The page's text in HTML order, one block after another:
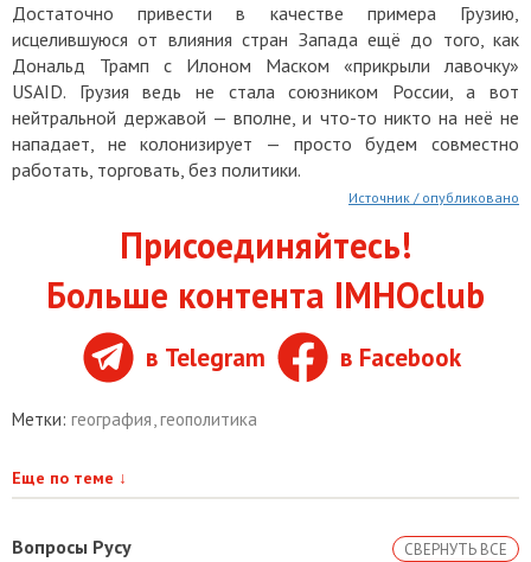
Достаточно привести в качестве примера Грузию,
исцелившуюся от влияния стран Запада ещё до того, как
Дональд Трамп с Илоном Маском «прикрыли лавочку»
USAID. Грузия ведь не стала союзником России, а вот
нейтральной державой — вполне, и что-то никто на неё не
нападает, не колонизирует — просто будем совместно
работать, торговать, без политики.
Источник / опубликовано
Присоединяйтесь!
Больше контента IMHOclub
в Telegram в Facebook
Метки: география,геополитика
Еще по теме ↓
Вопросы Русу СВЕРНУТЬ ВСЕ